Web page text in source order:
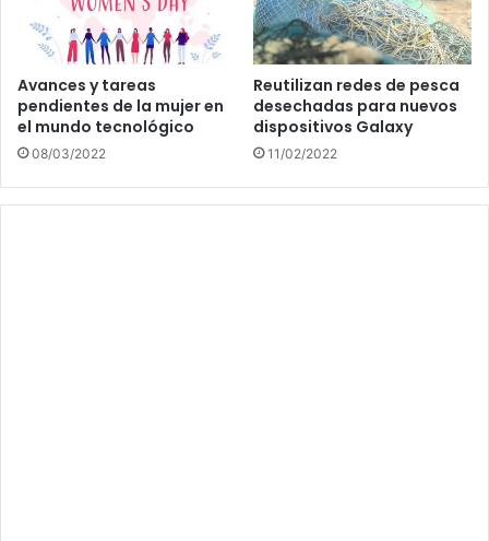
Avances y tareas
pendientes de la mujer en
el mundo tecnológico
08/03/2022
Reutilizan redes de pesca
desechadas para nuevos
dispositivos Galaxy
11/02/2022